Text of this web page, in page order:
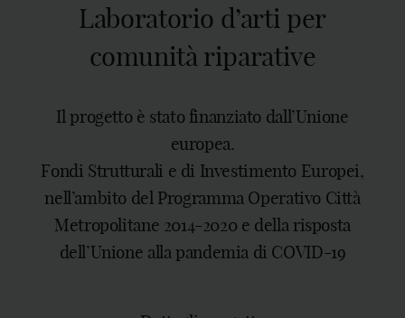
Laboratorio d’arti per
comunità riparative
Il progetto è stato finanziato dall’Unione
europea.
Fondi Strutturali e di Investimento Europei,
nell’ambito del Programma Operativo Città
Metropolitane 2014-2020 e della risposta
dell’Unione alla pandemia di COVID-19